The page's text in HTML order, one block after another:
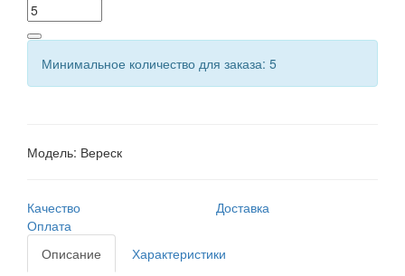
Минимальное количество для заказа: 5
Модель: Вереск
Качество
Доставка
Оплата
Описание
Характеристики